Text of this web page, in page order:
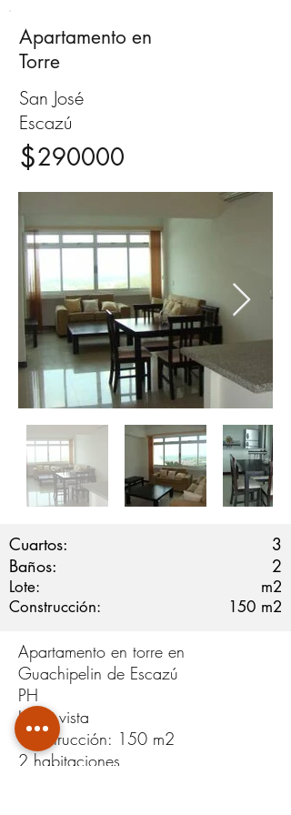
Apartamento en
Torre
San José
Escazú
$290000
Cuartos:
Baños:
Lote:
Construcción:
3
2
150
m2
m2
Apartamento en torre en
Guachipelin de Escazú
PH
Linda vista
Construcción: 150 m2
2 habitaciones